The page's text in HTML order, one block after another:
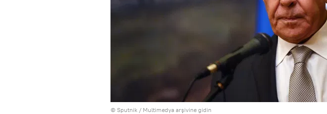
© Sputnik / Multimedya arşivine gidin